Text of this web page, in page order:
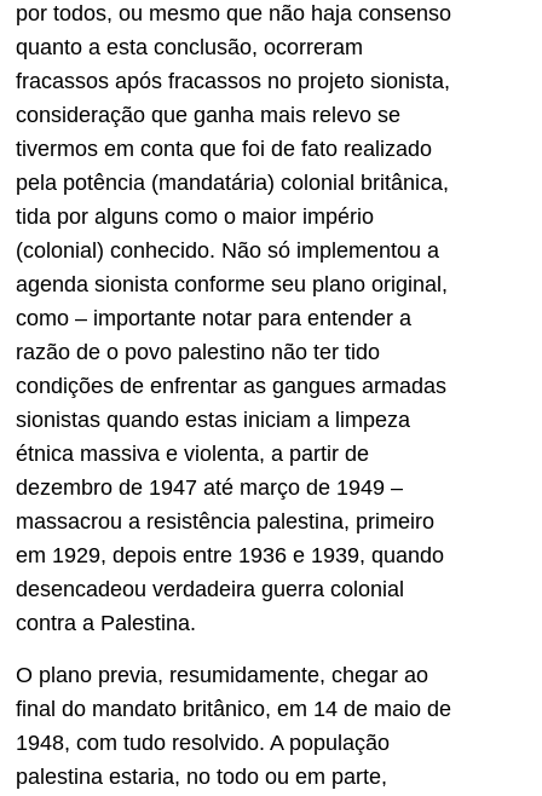
por todos, ou mesmo que não haja consenso
quanto a esta conclusão, ocorreram
fracassos após fracassos no projeto sionista,
consideração que ganha mais relevo se
tivermos em conta que foi de fato realizado
pela potência (mandatária) colonial britânica,
tida por alguns como o maior império
(colonial) conhecido. Não só implementou a
agenda sionista conforme seu plano original,
como – importante notar para entender a
razão de o povo palestino não ter tido
condições de enfrentar as gangues armadas
sionistas quando estas iniciam a limpeza
étnica massiva e violenta, a partir de
dezembro de 1947 até março de 1949 –
massacrou a resistência palestina, primeiro
em 1929, depois entre 1936 e 1939, quando
desencadeou verdadeira guerra colonial
contra a Palestina.
O plano previa, resumidamente, chegar ao
final do mandato britânico, em 14 de maio de
1948, com tudo resolvido. A população
palestina estaria, no todo ou em parte,